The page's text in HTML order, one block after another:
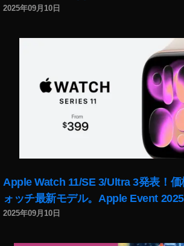
2025年09月10日
Apple Watch 11/SE 3/Ultra 3発表！
ォッチ最新モデル。Apple Event 2025
2025年09月10日